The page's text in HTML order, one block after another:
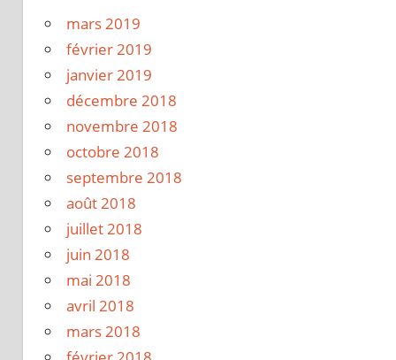
mars 2019
février 2019
janvier 2019
décembre 2018
novembre 2018
octobre 2018
septembre 2018
août 2018
juillet 2018
juin 2018
mai 2018
avril 2018
mars 2018